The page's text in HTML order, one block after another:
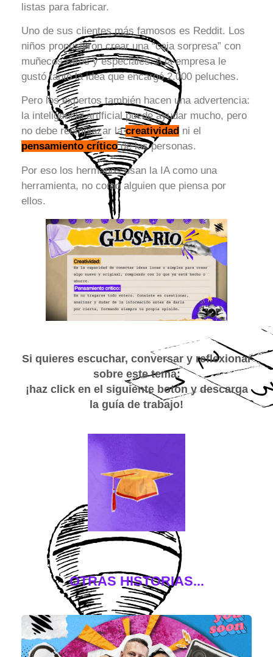
listas para fabricar.
Uno de sus clientes más famosos es Reddit. Los
niños propusieron crear una “caja sorpresa” con
muñecos raros y especiales. A la empresa le
gustó tanto la idea que encargó 2.000 peluches.
Pero los expertos también hacen una advertencia:
la inteligencia artificial puede ayudar mucho, pero
no debe reemplazar lacreatividad ni el
pensamiento críticode las personas.
Por eso los hermanos usan la IA como una
herramienta, no como alguien que piensa por
ellos.
Si quieres escuchar, conversar y reflexionar
sobre este tema:
¡haz click en el siguiente botón y descarga
la guía de trabajo!
OTRAS HISTORIAS...